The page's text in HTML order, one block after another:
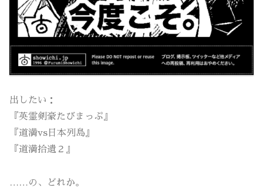
出したい：
『英霊剣豪たびまっぷ』
『道満vs日本列島』
『道満拾遺２』
……の、どれか。